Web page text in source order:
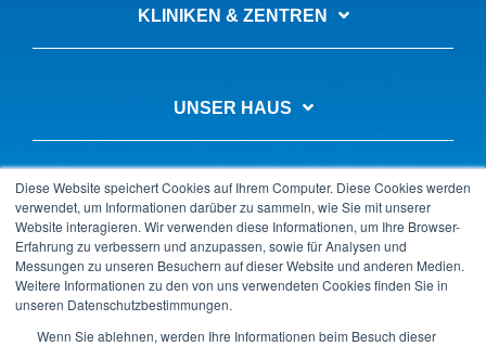
Diese Website speichert Cookies auf Ihrem Computer. Diese Cookies werden
verwendet, um Informationen darüber zu sammeln, wie Sie mit unserer
Website interagieren. Wir verwenden diese Informationen, um Ihre Browser-
Erfahrung zu verbessern und anzupassen, sowie für Analysen und
Messungen zu unseren Besuchern auf dieser Website und anderen Medien.
Weitere Informationen zu den von uns verwendeten Cookies finden Sie in
unseren Datenschutzbestimmungen.
Wenn Sie ablehnen, werden Ihre Informationen beim Besuch dieser
KLINIKEN & ZENTREN
UNSER HAUS
AUSBILDUNG & KARRIERE
Impressum